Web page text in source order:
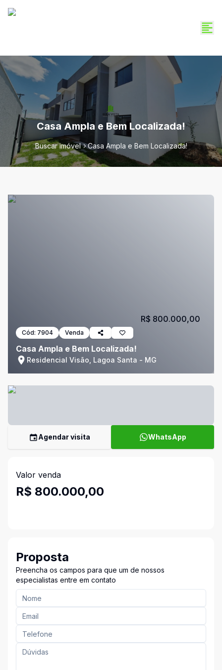
Casa Ampla e Bem Localizada!
Buscar imóvel Casa Ampla e Bem Localizada!
Cód: 7904 Venda
Casa Ampla e Bem Localizada!
Residencial Visão, Lagoa Santa - MG
R$ 800.000,00
Agendar visita WhatsApp
Valor venda
R$ 800.000,00
Proposta
Preencha os campos para que um de nossos
especialistas entre em contato